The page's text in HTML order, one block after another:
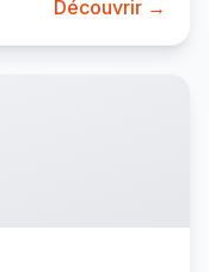
Découvrir →